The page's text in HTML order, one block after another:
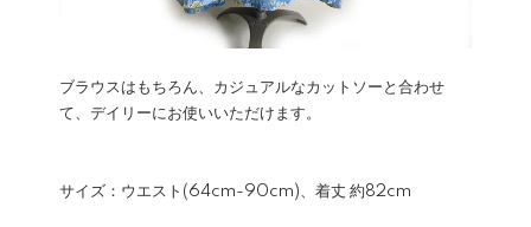
ブラウスはもちろん、カジュアルなカットソーと合わせ
て、デイリーにお使いいただけます。
サイズ：ウエスト(64cm-90cm)、着丈 約82cm